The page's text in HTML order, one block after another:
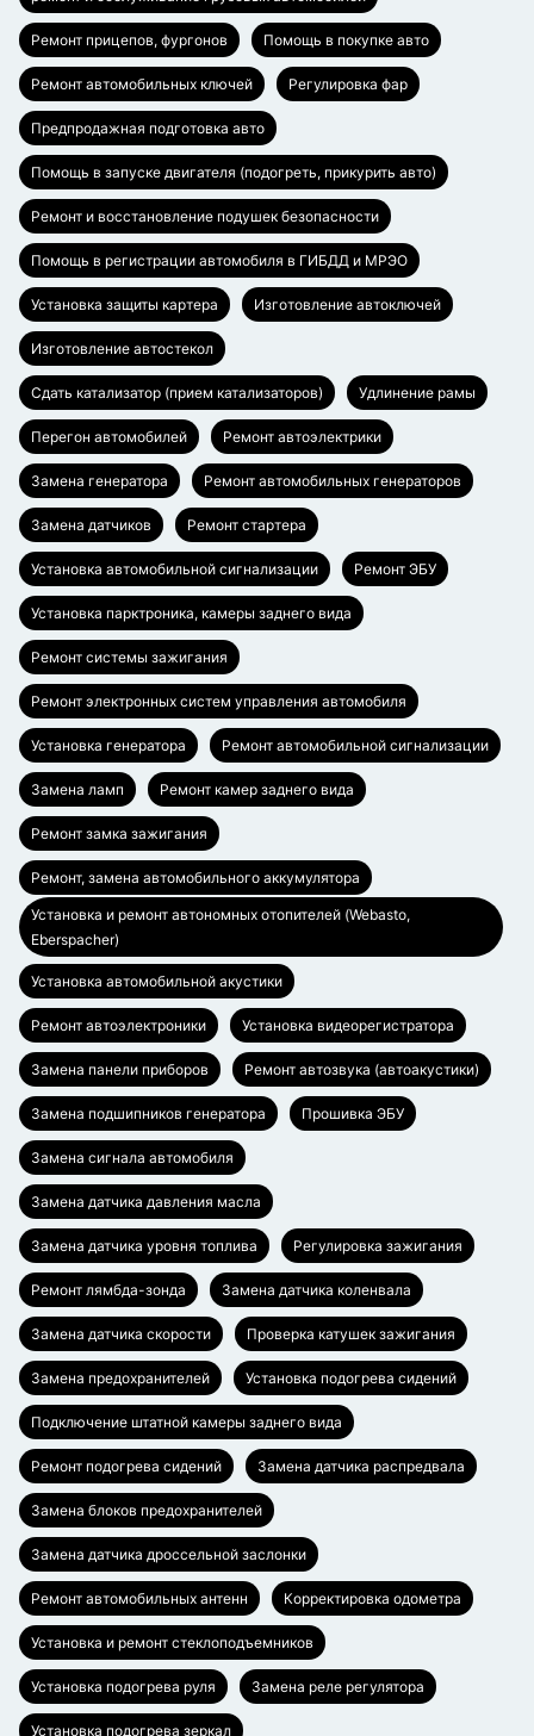
Ремонт прицепов, фургонов Помощь в покупке авто
Ремонт автомобильных ключей Регулировка фар
Предпродажная подготовка авто
Помощь в запуске двигателя (подогреть, прикурить авто)
Ремонт и восстановление подушек безопасности
Помощь в регистрации автомобиля в ГИБДД и МРЭО
Установка защиты картера Изготовление автоключей
Изготовление автостекол
Сдать катализатор (прием катализаторов) Удлинение рамы
Перегон автомобилей Ремонт автоэлектрики
Замена генератора Ремонт автомобильных генераторов
Замена датчиков Ремонт стартера
Установка автомобильной сигнализации Ремонт ЭБУ
Установка парктроника, камеры заднего вида
Ремонт системы зажигания
Ремонт электронных систем управления автомобиля
Установка генератора Ремонт автомобильной сигнализации
Замена ламп Ремонт камер заднего вида
Ремонт замка зажигания
Ремонт, замена автомобильного аккумулятора
Установка и ремонт автономных отопителей (Webasto,
Eberspacher)
Установка автомобильной акустики
Ремонт автоэлектроники Установка видеорегистратора
Замена панели приборов Ремонт автозвука (автоакустики)
Замена подшипников генератора Прошивка ЭБУ
Замена сигнала автомобиля
Замена датчика давления масла
Замена датчика уровня топлива Регулировка зажигания
Ремонт лямбда-зонда Замена датчика коленвала
Замена датчика скорости Проверка катушек зажигания
Замена предохранителей Установка подогрева сидений
Подключение штатной камеры заднего вида
Ремонт подогрева сидений Замена датчика распредвала
Замена блоков предохранителей
Замена датчика дроссельной заслонки
Ремонт автомобильных антенн Корректировка одометра
Установка и ремонт стеклоподъемников
Установка подогрева руля Замена реле регулятора
Установка подогрева зеркал